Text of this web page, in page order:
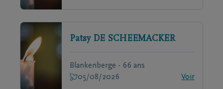
Patsy DE SCHEEMACKER
Blankenberge - 66 ans
05/08/2026
Voir